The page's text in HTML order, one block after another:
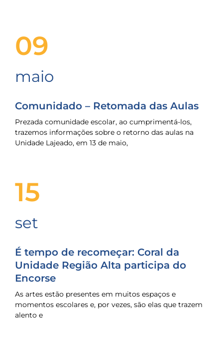
09
maio
Comunidado – Retomada das Aulas
Prezada comunidade escolar, ao cumprimentá-los,
trazemos informações sobre o retorno das aulas na
Unidade Lajeado, em 13 de maio,
15
set
É tempo de recomeçar: Coral da
Unidade Região Alta participa do
Encorse
As artes estão presentes em muitos espaços e
momentos escolares e, por vezes, são elas que trazem
alento e